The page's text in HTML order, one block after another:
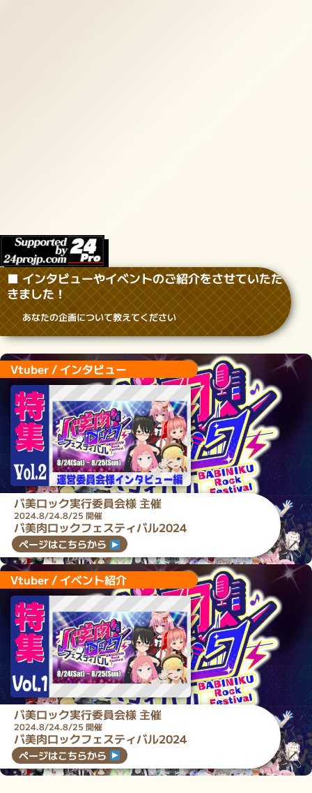
■ インタビューやイベントのご紹介をさせていただ
きました！
あなたの企画について教えてください
Vtuber / インタビュー
バ美ロック実行委員会様 主催
2024.8/24.8/25 開催
バ美肉ロックフェスティバル2024
ページはこちらから
Vtuber / イベント紹介
バ美ロック実行委員会様 主催
2024.8/24.8/25 開催
バ美肉ロックフェスティバル2024
ページはこちらから